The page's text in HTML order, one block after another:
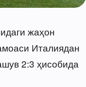
жаҳон
Италиядан
2:3 ҳисобида